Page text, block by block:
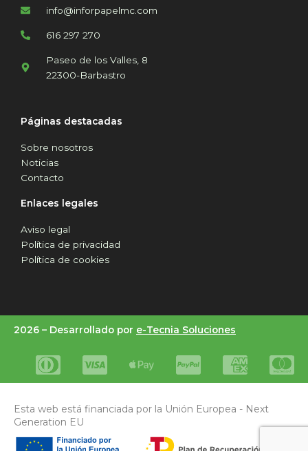
info@inforpapelmc.com
616 297 270
Paseo de los Valles, 8
22300-Barbastro
Páginas destacadas
Sobre nosotros
Noticias
Contacto
Enlaces legales
Aviso legal
Política de privacidad
Política de cookies
2026 – Desarrollado por e-Tecnia Soluciones
Esta web está financiada por la Unión Europea - Next
Generation EU